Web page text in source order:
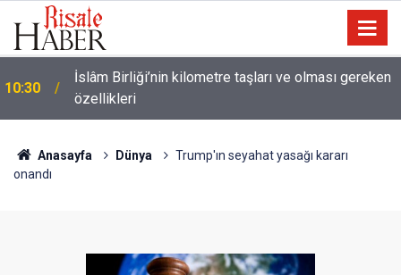
09:47
Ünlü futbolcu Dembele: Eşimin yüzünü
göstermemesi dini bir mesele!
Anasayfa Dünya
Trump'ın seyahat yasağı kararı
onandı